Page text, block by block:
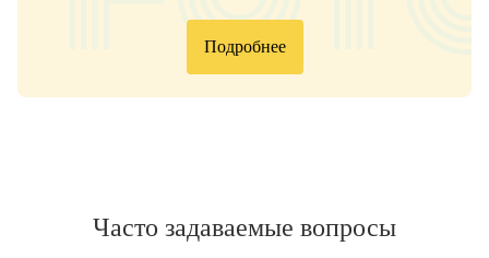
Подробнее
Часто задаваемые вопросы